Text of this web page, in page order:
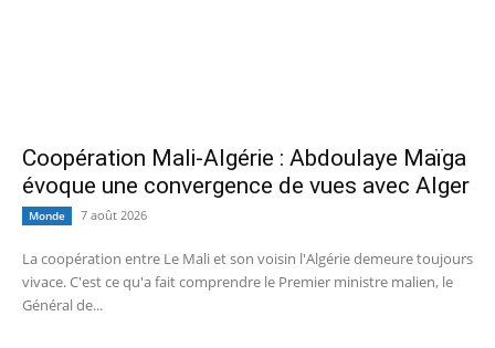
Coopération Mali-Algérie : Abdoulaye Maïga
évoque une convergence de vues avec Alger
Monde 7 août 2026
La coopération entre Le Mali et son voisin l'Algérie demeure toujours
vivace. C'est ce qu'a fait comprendre le Premier ministre malien, le
Général de...